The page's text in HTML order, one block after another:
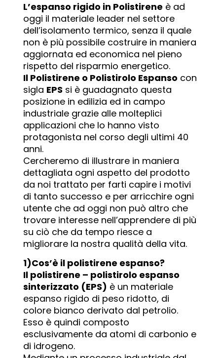
L’espanso rigido in Polistirene è ad
oggi il materiale leader nel settore
dell’isolamento termico, senza il quale
non è più possibile costruire in maniera
aggiornata ed economica nel pieno
rispetto del risparmio energetico.
Il Polistirene o Polistirolo Espanso con
sigla EPS si è guadagnato questa
posizione in edilizia ed in campo
industriale grazie alle molteplici
applicazioni che lo hanno visto
protagonista nel corso degli ultimi 40
anni.
Cercheremo di illustrare in maniera
dettagliata ogni aspetto del prodotto
da noi trattato per farti capire i motivi
di tanto successo e per arricchire ogni
utente che ad oggi non può altro che
trovare interesse nell’apprendere di più
su ciò che da tempo riesce a
migliorare la nostra qualità della vita.
1)Cos’è il polistirene espanso?
Il polistirene – polistirolo espanso
sinterizzato (EPS) è un materiale
espanso rigido di peso ridotto, di
colore bianco derivato dal petrolio.
Esso è quindi composto
esclusivamente da atomi di carbonio e
di idrogeno.